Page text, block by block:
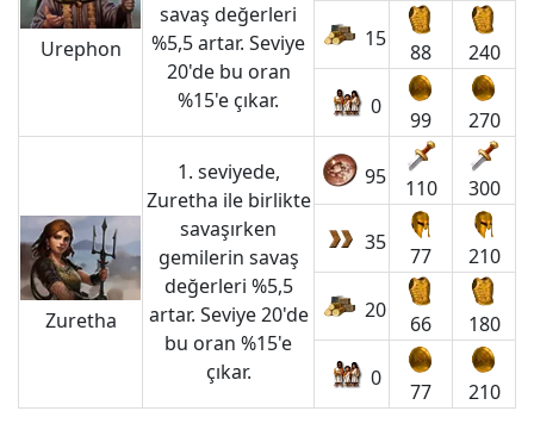
Urephon
savaş değerleri
%5,5 artar. Seviye
20'de bu oran
%15'e çıkar.
15
88 240
0
99 270
Zuretha
1. seviyede,
Zuretha ile birlikte
savaşırken
gemilerin savaş
değerleri %5,5
artar. Seviye 20'de
bu oran %15'e
çıkar.
95 110 300
35
77 210
20
66 180
0
77 210